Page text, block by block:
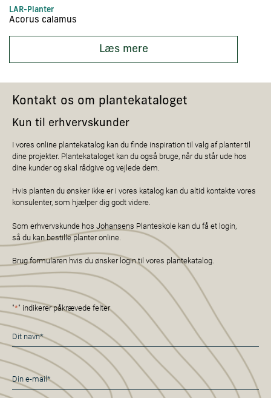
LAR-Planter
Acorus calamus
Læs mere
Kontakt os om plantekataloget
Kun til erhvervskunder
I vores online plantekatalog kan du finde inspiration til valg af planter til
dine projekter. Plantekataloget kan du også bruge, når du står ude hos
dine kunder og skal rådgive og vejlede dem.
Hvis planten du ønsker ikke er i vores katalog kan du altid kontakte vores
konsulenter, som hjælper dig godt videre.
Som erhvervskunde hos Johansens Planteskole kan du få et login,
så du kan bestille planter online.
Brug formularen hvis du ønsker login til vores plantekatalog.
"*" indikerer påkrævede felter
Navn
*
E-
mail